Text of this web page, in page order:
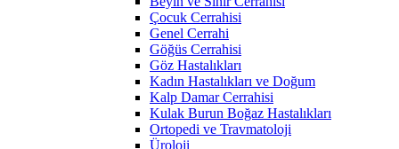
Çocuk Cerrahisi
Genel Cerrahi
Göğüs Cerrahisi
Göz Hastalıkları
Kadın Hastalıkları ve Doğum
Kalp Damar Cerrahisi
Kulak Burun Boğaz Hastalıkları
Ortopedi ve Travmatoloji
Üroloji